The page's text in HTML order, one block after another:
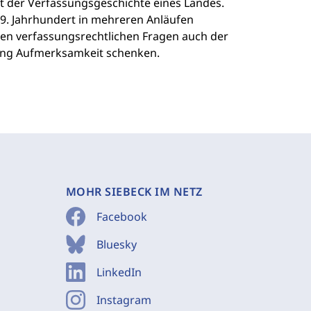
Jahrhundert in mehreren Anläufen
verfassungsrechtlichen Fragen auch der
Aufmerksamkeit schenken.
MOHR SIEBECK IM NETZ
Facebook
Bluesky
LinkedIn
Instagram